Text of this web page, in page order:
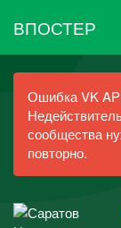
ВПОСТЕР
Ошибка VK
сообщества
повторно.